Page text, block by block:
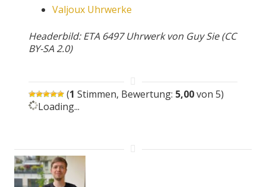
Valjoux Uhrwerke
Headerbild: ETA 6497 Uhrwerk von Guy Sie (CC
BY-SA 2.0)
(1 Stimmen, Bewertung: 5,00von 5)
Loading...